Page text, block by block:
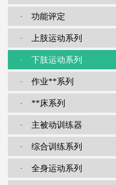
· 功能评定
· 上肢运动系列
· 下肢运动系列
· 作业**系列
· **床系列
· 主被动训练器
· 综合训练系列
· 全身运动系列